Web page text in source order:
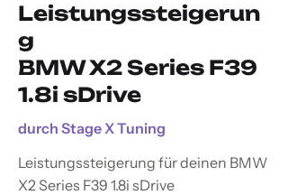
Leistungssteigerun
g
BMW X2 Series F39
1.8i sDrive
durch Stage X Tuning
Leistungssteigerung für deinen BMW
X2 Series F39 1.8i sDrive